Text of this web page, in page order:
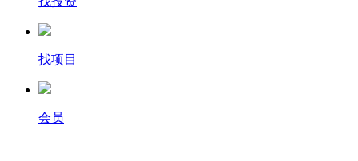
找项目
会员